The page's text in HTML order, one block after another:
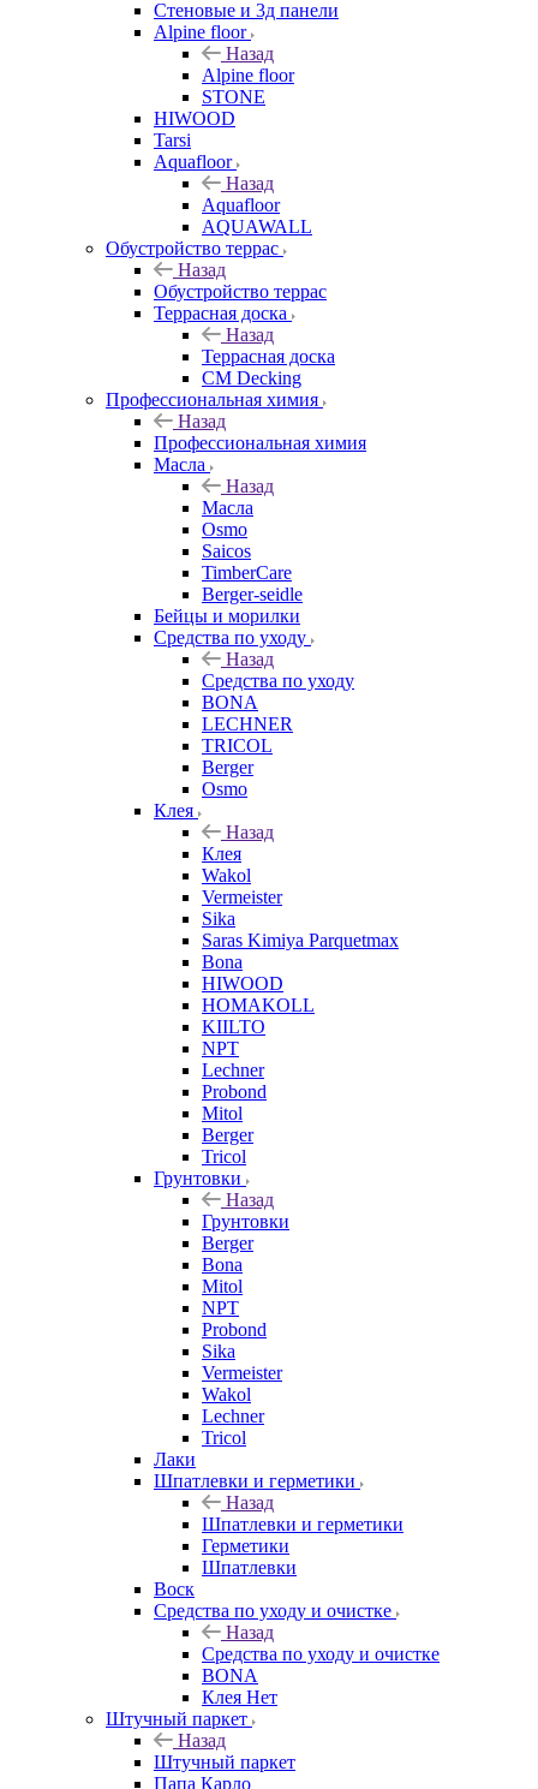
Стеновые и 3д панели
Alpine floor
Назад
Alpine floor
STONE
HIWOOD
Tarsi
Aquafloor
Назад
Aquafloor
AQUAWALL
Обустройство террас
Назад
Обустройство террас
Террасная доска
Назад
Террасная доска
CM Decking
Профессиональная химия
Назад
Профессиональная химия
Масла
Назад
Масла
Osmo
Saicos
TimberCare
Berger-seidle
Бейцы и морилки
Средства по уходу
Назад
Средства по уходу
BONA
LECHNER
TRICOL
Berger
Osmo
Клея
Назад
Клея
Wakol
Vermeister
Sika
Saras Kimiya Parquetmax
Bona
HIWOOD
HOMAKOLL
KIILTO
NPT
Lechner
Probond
Mitol
Berger
Tricol
Грунтовки
Назад
Грунтовки
Berger
Bona
Mitol
NPT
Probond
Sika
Vermeister
Wakol
Lechner
Tricol
Лаки
Шпатлевки и герметики
Назад
Шпатлевки и герметики
Герметики
Шпатлевки
Воск
Средства по уходу и очистке
Назад
Средства по уходу и очистке
BONA
Клея Нет
Штучный паркет
Назад
Штучный паркет
Папа Карло